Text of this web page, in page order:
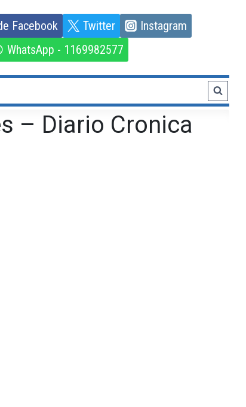
Facebook Twitter
Instagram
WhatsApp - 1169982577
– Diario Cronica